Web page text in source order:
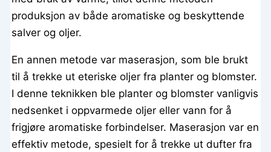
produksjon av både aromatiske og beskyttende
salver og oljer.
En annen metode var maserasjon, som ble brukt
til å trekke ut eteriske oljer fra planter og blomster.
I denne teknikken ble planter og blomster vanligvis
nedsenket i oppvarmede oljer eller vann for å
frigjøre aromatiske forbindelser. Maserasjon var en
effektiv metode, spesielt for å trekke ut dufter fra